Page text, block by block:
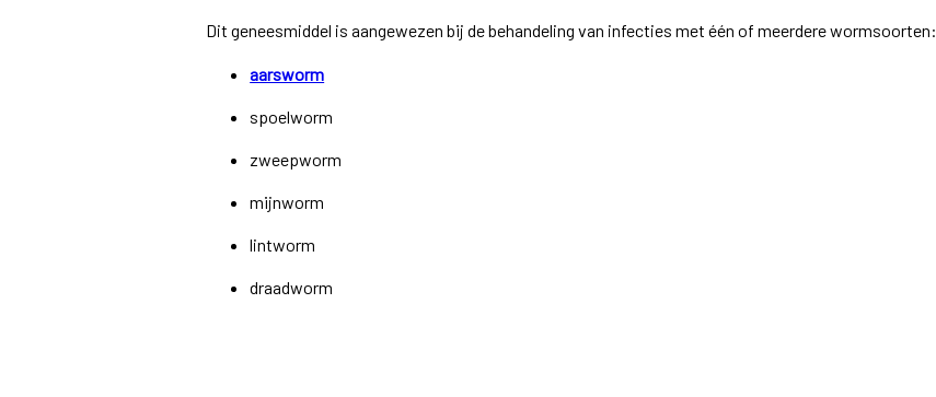
Dit geneesmiddel is aangewezen bij de behandeling van infecties met één of meerdere wormsoorten:
aarsworm
spoelworm
zweepworm
mijnworm
lintworm
draadworm